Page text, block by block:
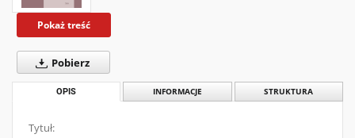
Pokaż treść
Pobierz
OPIS INFORMACJE STRUKTURA
Tytuł: